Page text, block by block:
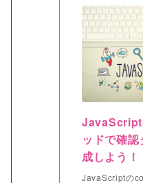
ッドで確
成しよう！
JavaScriptの